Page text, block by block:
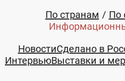
По странам
По
НовостиСделано в
ИнтервьюВыставки и